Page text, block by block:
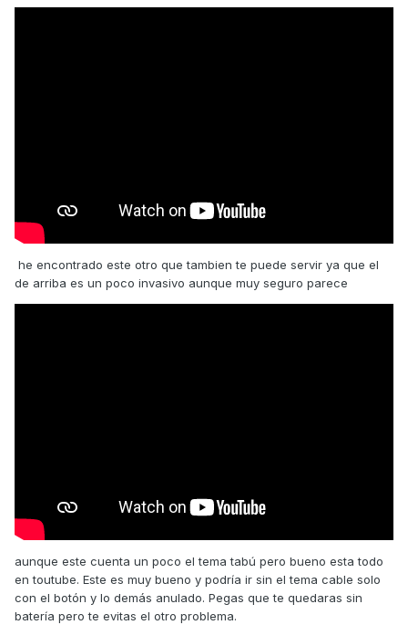
he encontrado este otro que tambien te puede servir ya que el
de arriba es un poco invasivo aunque muy seguro parece
aunque este cuenta un poco el tema tabú pero bueno esta todo
en toutube. Este es muy bueno y podría ir sin el tema cable solo
con el botón y lo demás anulado. Pegas que te quedaras sin
batería pero te evitas el otro problema.